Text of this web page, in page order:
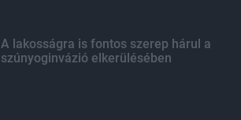
A lakosságra is fontos szerep hárul a
szúnyoginvázió elkerülésében